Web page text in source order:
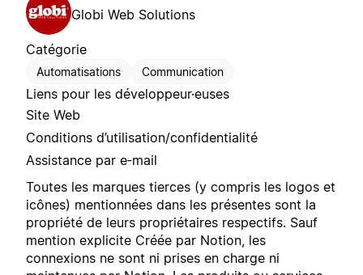
Globi Web Solutions
Catégorie
Automatisations Communication
Liens pour les développeur·euses
Site Web
Conditions d’utilisation/confidentialité
Assistance par e‑mail
Toutes les marques tierces (y compris les logos et
icônes) mentionnées dans les présentes sont la
propriété de leurs propriétaires respectifs. Sauf
mention explicite Créée par Notion, les
connexions ne sont ni prises en charge ni